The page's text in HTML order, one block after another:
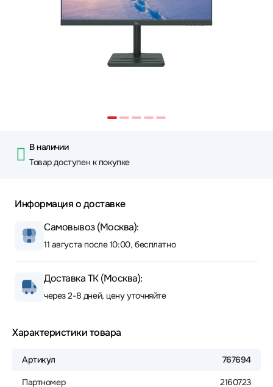
В наличии
Товар доступен к покупке
Информация о доставке
Самовывоз (Москва):
11 августа после 10:00, бесплатно
Доставка ТК (Москва):
через 2-8 дней, цену уточняйте
Характеристики товара
Артикул 767694
Партномер 2160723